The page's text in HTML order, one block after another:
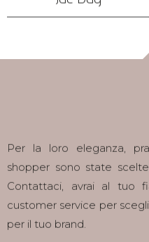
Per la loro eleganza,
shopper sono state
Contattaci, avrai al tuo
customer service per
per il tuo brand.